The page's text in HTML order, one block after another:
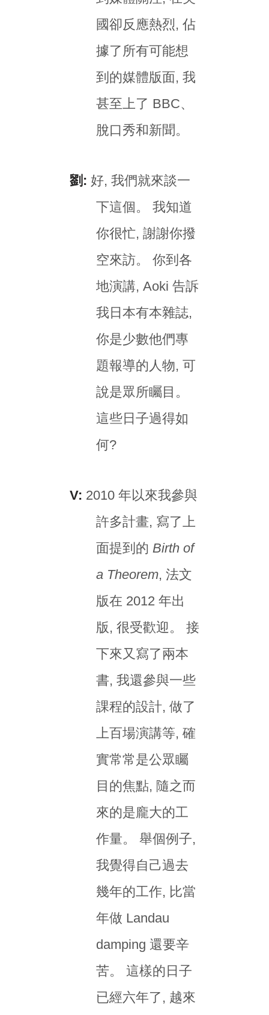
國卻反應熱烈, 佔
據了所有可能想
到的媒體版面, 我
甚至上了 BBC、
脫口秀和新聞。
劉: 好, 我們就來談一
下這個。 我知道
你很忙, 謝謝你撥
空來訪。 你到各
地演講, Aoki 告訴
我日本有本雜誌,
你是少數他們專
題報導的人物, 可
說是眾所矚目。
這些日子過得如
何?
V: 2010 年以來我參與
許多計畫, 寫了上
面提到的 Birth of
a Theorem, 法文
版在 2012 年出
版, 很受歡迎。 接
下來又寫了兩本
書, 我還參與一些
課程的設計, 做了
上百場演講等, 確
實常常是公眾矚
目的焦點, 隨之而
來的是龐大的工
作量。 舉個例子,
我覺得自己過去
幾年的工作, 比當
年做 Landau
damping 還要辛
苦。 這樣的日子
已經六年了, 越來